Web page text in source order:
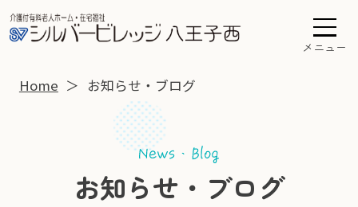
メニュー
Home お知らせ・ブログ
お知らせ・ブログ